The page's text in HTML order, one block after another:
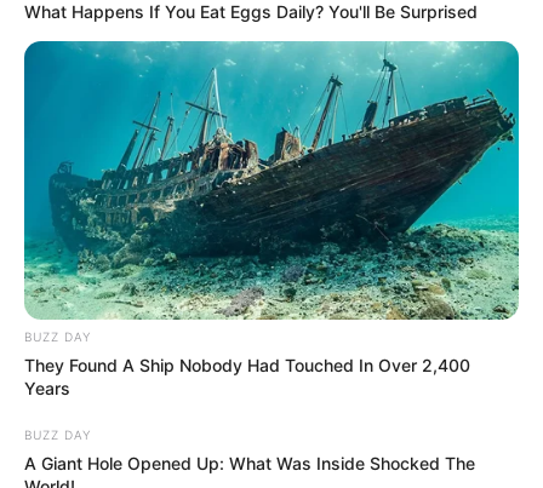
What Happens If You Eat Eggs Daily? You'll Be Surprised
BUZZ DAY
They Found A Ship Nobody Had Touched In Over 2,400
Years
BUZZ DAY
A Giant Hole Opened Up: What Was Inside Shocked The